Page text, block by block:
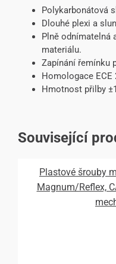
Polykarbonátová
Dlouhé plexi a
Plně odnímatelná
materiálu.
Zapínání řemínku
Homologace ECE
Hmotnost přilby
Související
Plastové šrouby
Magnum/Reflex,